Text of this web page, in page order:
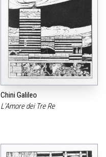
Chini Galileo
L’Amore dei Tre Re